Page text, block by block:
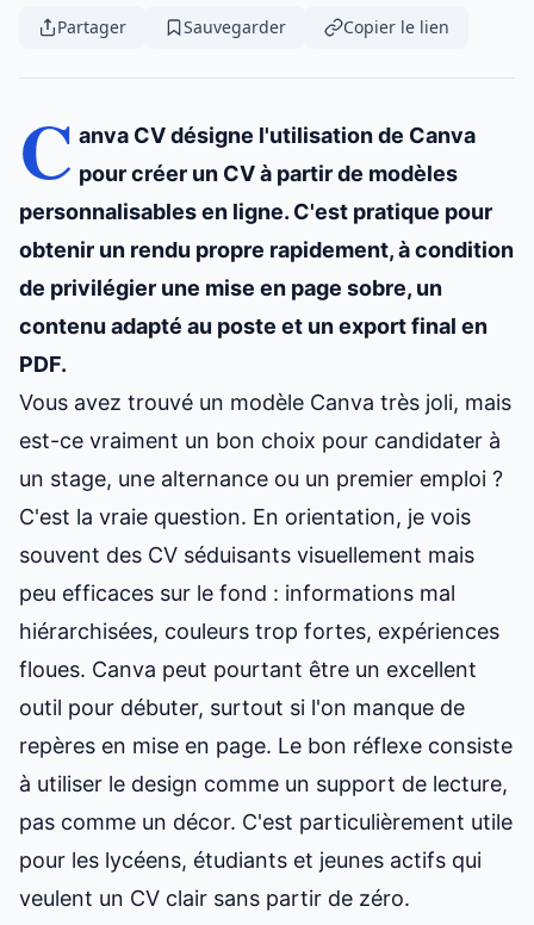
Partager Sauvegarder Copier le lien
C anva CV désigne l'utilisation de Canva
pour créer un CV à partir de modèles
personnalisables en ligne. C'est pratique pour
obtenir un rendu propre rapidement, à condition
de privilégier une mise en page sobre, un
contenu adapté au poste et un export final en
PDF.
Vous avez trouvé un modèle Canva très joli, mais
est-ce vraiment un bon choix pour candidater à
un stage, une alternance ou un premier emploi ?
C'est la vraie question. En orientation, je vois
souvent des CV séduisants visuellement mais
peu efficaces sur le fond : informations mal
hiérarchisées, couleurs trop fortes, expériences
floues. Canva peut pourtant être un excellent
outil pour débuter, surtout si l'on manque de
repères en mise en page. Le bon réflexe consiste
à utiliser le design comme un support de lecture,
pas comme un décor. C'est particulièrement utile
pour les lycéens, étudiants et jeunes actifs qui
veulent un CV clair sans partir de zéro.